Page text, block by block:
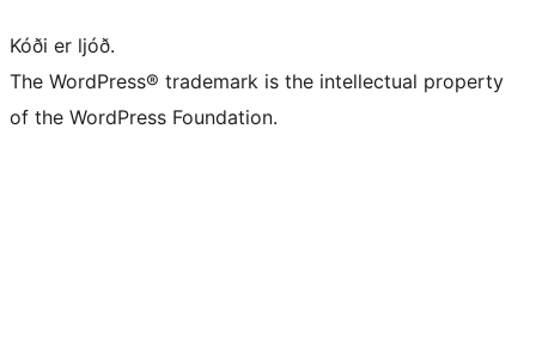
Kóði er ljóð.
The WordPress® trademark is the intellectual property
of the WordPress Foundation.